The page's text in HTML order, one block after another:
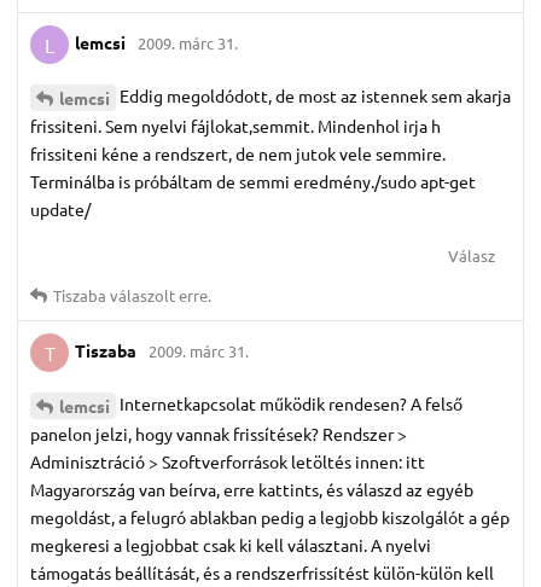
L lemcsi 2009. márc 31.
lemcsi Eddig megoldódott, de most az istennek sem akarja
frissiteni. Sem nyelvi fájlokat,semmit. Mindenhol irja h
frissiteni kéne a rendszert, de nem jutok vele semmire.
Terminálba is próbáltam de semmi eredmény./sudo apt-get
update/
Válasz
Tiszaba válaszolt erre.
T Tiszaba 2009. márc 31.
lemcsi Internetkapcsolat működik rendesen? A felső
panelon jelzi, hogy vannak frissítések? Rendszer >
Adminisztráció > Szoftverforrások letöltés innen: itt
Magyarország van beírva, erre kattints, és válaszd az egyéb
megoldást, a felugró ablakban pedig a legjobb kiszolgálót a gép
megkeresi a legjobbat csak ki kell választani. A nyelvi
támogatás beállítását, és a rendszerfrissítést külön-külön kell